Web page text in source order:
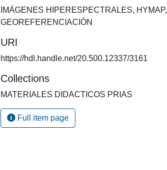
IMÁGENES HIPERESPECTRALES, HYMAP,
GEOREFERENCIACIÓN
URI
https://hdl.handle.net/20.500.12337/3161
Collections
MATERIALES DIDACTICOS PRIAS
Full item page